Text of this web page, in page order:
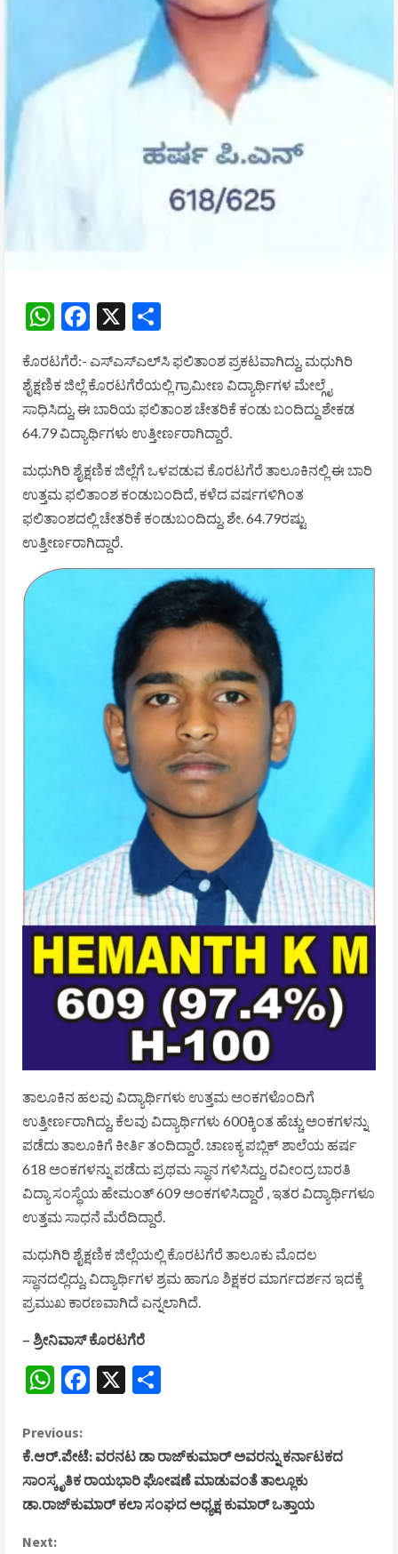
WhatsApp
Facebook
X
ಕೊರಟಗೆರೆ:- ಎಸ್‌ಎಸ್‌ಎಲ್‌ಸಿ ಫಲಿತಾಂಶ ಪ್ರಕಟವಾಗಿದ್ದು, ಮಧುಗಿರಿ
ಶೈಕ್ಷಣಿಕ ಜಿಲ್ಲೆ ಕೊರಟಗೆರೆಯಲ್ಲಿ ಗ್ರಾಮೀಣ ವಿದ್ಯಾರ್ಥಿಗಳ ಮೇಲ್ಗೈ
ಸಾಧಿಸಿದ್ದು, ಈ ಬಾರಿಯ ಫಲಿತಾಂಶ ಚೇತರಿಕೆ ಕಂಡು ಬಂದಿದ್ದು ಶೇಕಡ
64.79 ವಿದ್ಯಾರ್ಥಿಗಳು ಉತ್ತೀರ್ಣರಾಗಿದ್ದಾರೆ.
ಮಧುಗಿರಿ ಶೈಕ್ಷಣಿಕ ಜಿಲ್ಲೆಗೆ ಒಳಪಡುವ ಕೊರಟಗೆರೆ ತಾಲೂಕಿನಲ್ಲಿ ಈ ಬಾರಿ
ಉತ್ತಮ ಫಲಿತಾಂಶ ಕಂಡುಬಂದಿದೆ, ಕಳೆದ ವರ್ಷಗಳಿಗಿಂತ
ಫಲಿತಾಂಶದಲ್ಲಿ ಚೇತರಿಕೆ ಕಂಡುಬಂದಿದ್ದು, ಶೇ. 64.79ರಷ್ಟು
ಉತ್ತೀರ್ಣರಾಗಿದ್ದಾರೆ.
ತಾಲೂಕಿನ ಹಲವು ವಿದ್ಯಾರ್ಥಿಗಳು ಉತ್ತಮ ಅಂಕಗಳೊಂದಿಗೆ
ಉತ್ತೀರ್ಣರಾಗಿದ್ದು, ಕೆಲವು ವಿದ್ಯಾರ್ಥಿಗಳು 600ಕ್ಕಿಂತ ಹೆಚ್ಚು ಅಂಕಗಳನ್ನು
ಪಡೆದು ತಾಲೂಕಿಗೆ ಕೀರ್ತಿ ತಂದಿದ್ದಾರೆ. ಚಾಣಕ್ಯ ಪಬ್ಲಿಕ್ ಶಾಲೆಯ ಹರ್ಷ
618 ಅಂಕಗಳನ್ನು ಪಡೆದು ಪ್ರಥಮ ಸ್ಥಾನ ಗಳಿಸಿದ್ದು, ರವೀಂದ್ರ ಬಾರತಿ
ವಿದ್ಯಾ ಸಂಸ್ಥೆಯ ಹೇಮಂತ್ 609 ಅಂಕಗಳಿಸಿದ್ದಾರೆ , ಇತರ ವಿದ್ಯಾರ್ಥಿಗಳೂ
ಉತ್ತಮ ಸಾಧನೆ ಮೆರೆದಿದ್ದಾರೆ.
ಮಧುಗಿರಿ ಶೈಕ್ಷಣಿಕ ಜಿಲ್ಲೆಯಲ್ಲಿ ಕೊರಟಗೆರೆ ತಾಲೂಕು ಮೊದಲ
ಸ್ಥಾನದಲ್ಲಿದ್ದು, ವಿದ್ಯಾರ್ಥಿಗಳ ಶ್ರಮ ಹಾಗೂ ಶಿಕ್ಷಕರ ಮಾರ್ಗದರ್ಶನ ಇದಕ್ಕೆ
ಪ್ರಮುಖ ಕಾರಣವಾಗಿದೆ ಎನ್ನಲಾಗಿದೆ.
– ಶ್ರೀನಿವಾಸ್‌ ಕೊರಟಗೆರೆ
WhatsApp
Facebook
X
C
o
n
Previous:
ಕೆ.ಆರ್.ಪೇಟೆ: ವರನಟ ಡಾ ರಾಜ್‌ಕುಮಾರ್ ಅವರನ್ನು ಕರ್ನಾಟಕದ
ಸಾಂಸ್ಕೃತಿಕ ರಾಯಭಾರಿ ಘೋಷಣೆ ಮಾಡುವಂತೆ ತಾಲ್ಲೂಕು
ಡಾ.ರಾಜ್‌ಕುಮಾರ್ ಕಲಾ ಸಂಘದ ಅಧ್ಯಕ್ಷ ಕುಮಾರ್ ಒತ್ತಾಯ
Next: